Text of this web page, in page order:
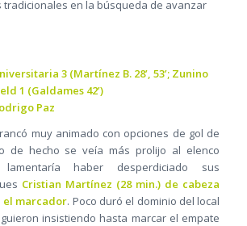
tradicionales en la búsqueda de avanzar
3 (Martínez B. 28’, 53’; Zunino
1 (Galdames 42’)
Paz
muy animado con opciones de gol de
de hecho se veía más prolijo al elenco
haber desperdiciado sus
Cristian Martínez (28 min.) de cabeza
marcador. Poco duró el dominio del local
insistiendo hasta marcar el empate